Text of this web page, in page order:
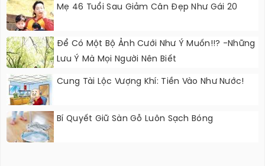
Mẹ 46 Tuổi Sau Giảm Cân Đẹp Như Gái 20
Để Có Một Bộ Ảnh Cưới Như Ý Muốn!!? -Những
Lưu Ý Mà Mọi Người Nên Biết
Cung Tài Lộc Vượng Khí: Tiền Vào Như Nước!
Bí Quyết Giữ Sàn Gỗ Luôn Sạch Bóng